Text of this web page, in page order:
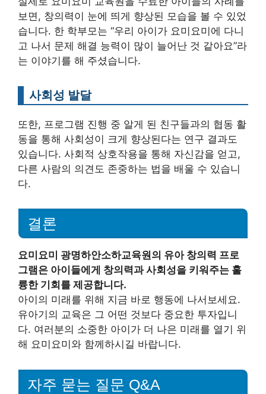
보면, 창의력이 눈에 띄게 향상된 모습을 볼 수 있었
습니다. 한 학부모는 “우리 아이가 요미요미에 다니
고 나서 문제 해결 능력이 많이 늘어난 것 같아요”라
는 이야기를 해 주셨습니다.
사회성 발달
또한, 프로그램 진행 중 알게 된 친구들과의 협동 활
동을 통해 사회성이 크게 향상된다는 연구 결과도
있습니다. 사회적 상호작용을 통해 자신감을 얻고,
다른 사람의 의견도 존중하는 법을 배울 수 있습니
다.
결론
요미요미 광명하안소하교육원의 유아 창의력 프로
그램은 아이들에게 창의력과 사회성을 키워주는 훌
륭한 기회를 제공합니다.
아이의 미래를 위해 지금 바로 행동에 나서보세요.
유아기의 교육은 그 어떤 것보다 중요한 투자입니
다. 여러분의 소중한 아이가 더 나은 미래를 열기 위
해 요미요미와 함께하시길 바랍니다.
자주 묻는 질문 Q&A